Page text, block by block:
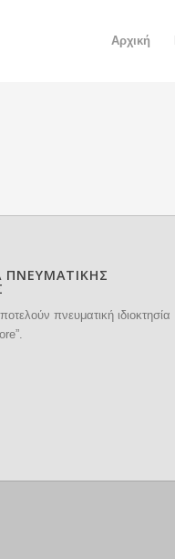
Αρχική
ΠΝΕΥΜΑΤΙΚΗΣ
πνευματική ιδιοκτησία